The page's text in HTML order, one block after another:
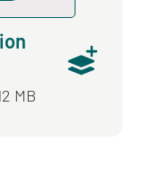
MB